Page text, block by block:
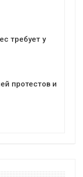
требует у
протестов и